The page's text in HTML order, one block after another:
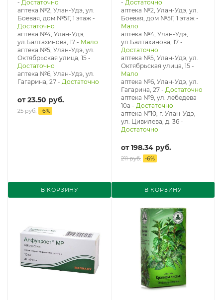
- Достаточно
аптека №2, Улан-Удэ, ул.
Боевая, дом №5Г, 1 этаж -
Достаточно
аптека №4, Улан-Удэ,
ул.Балтахинова, 17 - Мало
аптека №5, Улан-Удэ, ул. ​
Октябрьская улица, 15 -
Достаточно
аптека №6, Улан-Удэ, ул.
Гагарина, 27 - Достаточно
от23.50 руб.
25 руб. -6%
В КОРЗИНУ
- Достаточно
аптека №2, Улан-Удэ, ул.
Боевая, дом №5Г, 1 этаж -
Мало
аптека №4, Улан-Удэ,
ул.Балтахинова, 17 -
Достаточно
аптека №5, Улан-Удэ, ул. ​
Октябрьская улица, 15 -
Мало
аптека №6, Улан-Удэ, ул.
Гагарина, 27 - Достаточно
аптека №9, ул. лебедева
10а - Достаточно
аптека №10, г. Улан-Удэ,
ул. Цивилева, д. 36 -
Достаточно
от198.34 руб.
211 руб. -6%
В КОРЗИНУ